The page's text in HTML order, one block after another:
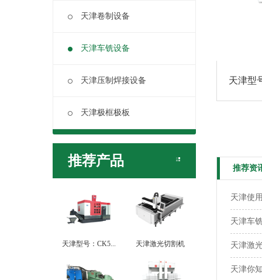
天津卷制设备
天津车铣设备
天津压制焊接设备
天津极框极板
推荐产品
天津型号：CK5... 天津激光切割机
天津型
推荐资
天津使
天津车
天津激
天津你